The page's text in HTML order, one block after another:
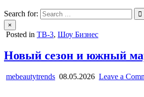
Search for:
×
Posted in ТВ-3, Шоу Бизнес
Новый сезон и южный
mebeautytrends 08.05.2026 Leave a